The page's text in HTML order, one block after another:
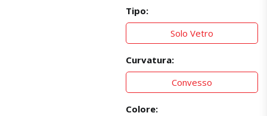
Tipo:
Solo Vetro
Curvatura:
Convesso
Colore: